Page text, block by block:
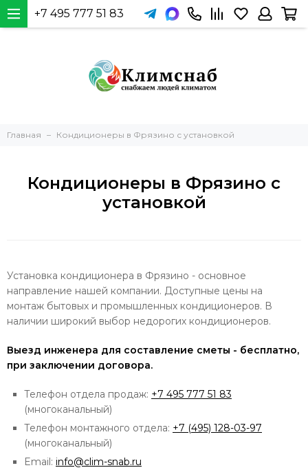
+7 495 777 51 83
Главная Кондиционеры в Фрязино с установкой
Кондиционеры в Фрязино с
установкой
Установка кондиционера в Фрязино - основное
направление нашей компании. Доступные цены на
монтаж бытовых и промышленных кондиционеров. В
наличии широкий выбор недорогих кондиционеров.
Выезд инженера для составление сметы - бесплатно,
при заключении договора.
Телефон отдела продаж: +7 495 777 51 83
(многоканальный)
Телефон монтажного отдела: +7 (495) 128-03-97
(многоканальный)
Email: info@clim-snab.ru